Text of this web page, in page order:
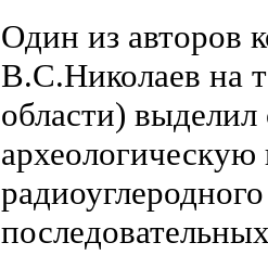
Один из авторов
В.С.Николаев на
области)